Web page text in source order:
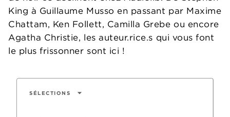
King à Guillaume Musso en passant par Maxime
Chattam, Ken Follett, Camilla Grebe ou encore
Agatha Christie, les auteur.rice.s qui vous font
le plus frissonner sont ici !
SÉLECTIONS arrow_drop_down